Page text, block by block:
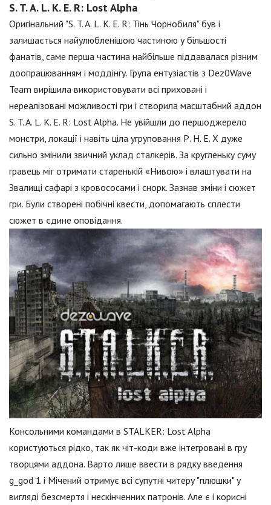
S. T. A. L. K. E. R: Lost Alpha
Оригінальний "S. T. A. L. K. E. R: Тінь Чорнобиля" був і
залишається найулюбленішою частиною у більшості
фанатів, саме перша частина найбільше піддавалася різним
доопрацюванням і моддінгу. Група ентузіастів з Dez0Wave
Team вирішила використовувати всі приховані і
нереалізовані можливості гри і створила масштабний аддон
S. T. A. L. K. E. R: Lost Alpha. Не увійшли до першоджерело
монстри, локації і навіть ціла угруповання Р. Н. Е. Х дуже
сильно змінили звичний уклад сталкерів. За кругленьку суму
гравець міг отримати старенькій «Нивою» і влаштувати на
Звалищі сафарі з кровососами і снорк. Зазнав зміни і сюжет
гри. Були створені побічні квести, допомагають сплести
сюжет в єдине оповідання.
Консольними командами в STALKER: Lost Alpha
користуються рідко, так як чіт-коди вже інтегровані в гру
творцями аддона. Варто лише ввести в рядку введення
g_god 1 і Мічений отримує всі супутні читеру "плюшки" у
вигляді безсмертя і нескінченних патронів. Але є і корисні